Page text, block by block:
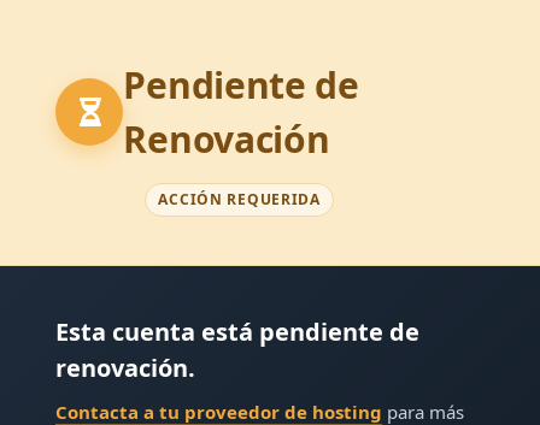
Pendiente de
Renovación
ACCIÓN REQUERIDA
Esta cuenta está pendiente de
renovación.
Contacta a tu proveedor de hosting para más